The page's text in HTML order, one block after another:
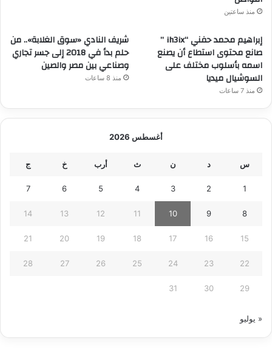
منذ ساعتين
إبراهيم محمد حفني “ih3ix ”
صانع محتوى استطاع أن يصنع
اسمه بأسلوب مختلف على
السوشيال ميديا
منذ 7 ساعات
شريف النادي «سوق الغلابة».. من
حلم بدأ في 2018 إلى جسر تجاري
وصناعي بين مصر والصين
منذ 8 ساعات
أغسطس 2026
س د ن ث أرب خ ج
1
2
3
4
5
6
7
8
9
10
11
12
13
14
15
16
17
18
19
20
21
22
23
24
25
26
27
28
29
30
31
« يوليو